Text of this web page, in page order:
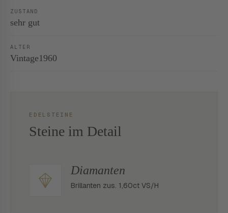
ZUSTAND
sehr gut
ALTER
Vintage1960
EDELSTEINE
Steine im Detail
Diamanten
Brillanten zus. 1,60ct VS/H